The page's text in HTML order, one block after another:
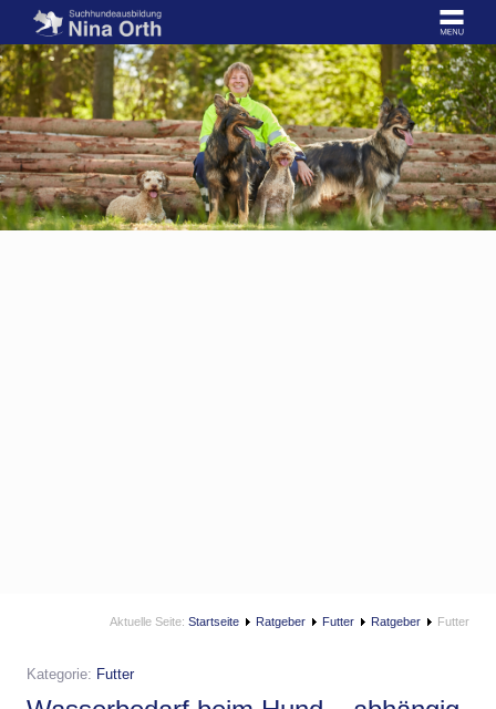
Aktuelle Seite: Startseite Ratgeber Futter Ratgeber Futter
Kategorie: Futter